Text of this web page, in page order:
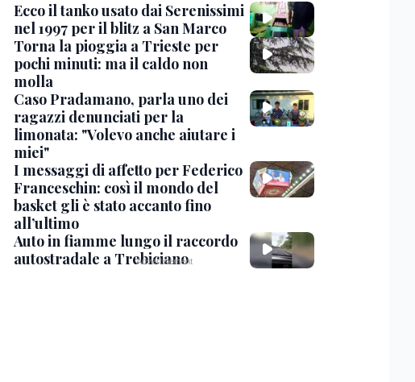
Ecco il tanko usato dai Serenissimi
nel 1997 per il blitz a San Marco
Torna la pioggia a Trieste per
pochi minuti: ma il caldo non
molla
Caso Pradamano, parla uno dei
ragazzi denunciati per la
limonata: "Volevo anche aiutare i
miei"
I messaggi di affetto per Federico
Franceschin: così il mondo del
basket gli è stato accanto fino
all’ultimo
Auto in fiamme lungo il raccordo
autostradale a Trebiciano